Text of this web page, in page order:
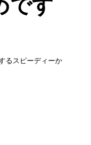
るスピーディーか